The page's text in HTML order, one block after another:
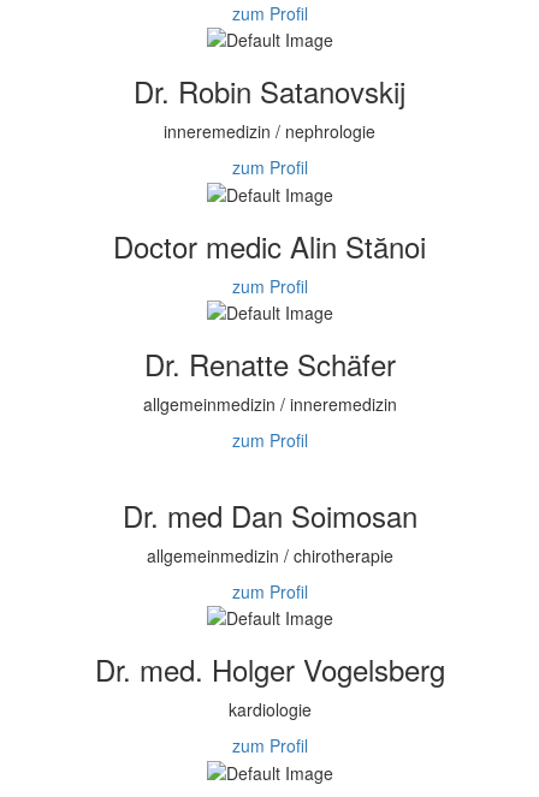
zum Profil
Dr. Robin Satanovskij
inneremedizin / nephrologie
zum Profil
Doctor medic Alin Stănoi
zum Profil
Dr. Renatte Schäfer
allgemeinmedizin / inneremedizin
zum Profil
Dr. med Dan Soimosan
allgemeinmedizin / chirotherapie
zum Profil
Dr. med. Holger Vogelsberg
kardiologie
zum Profil